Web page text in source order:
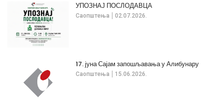
Саопштења 02.07.2026.
УПОЗНАЈ ПОСЛОДАВЦА
Саопштења 15.06.2026.
17. јуна Сајам запошљавања у Алибунару